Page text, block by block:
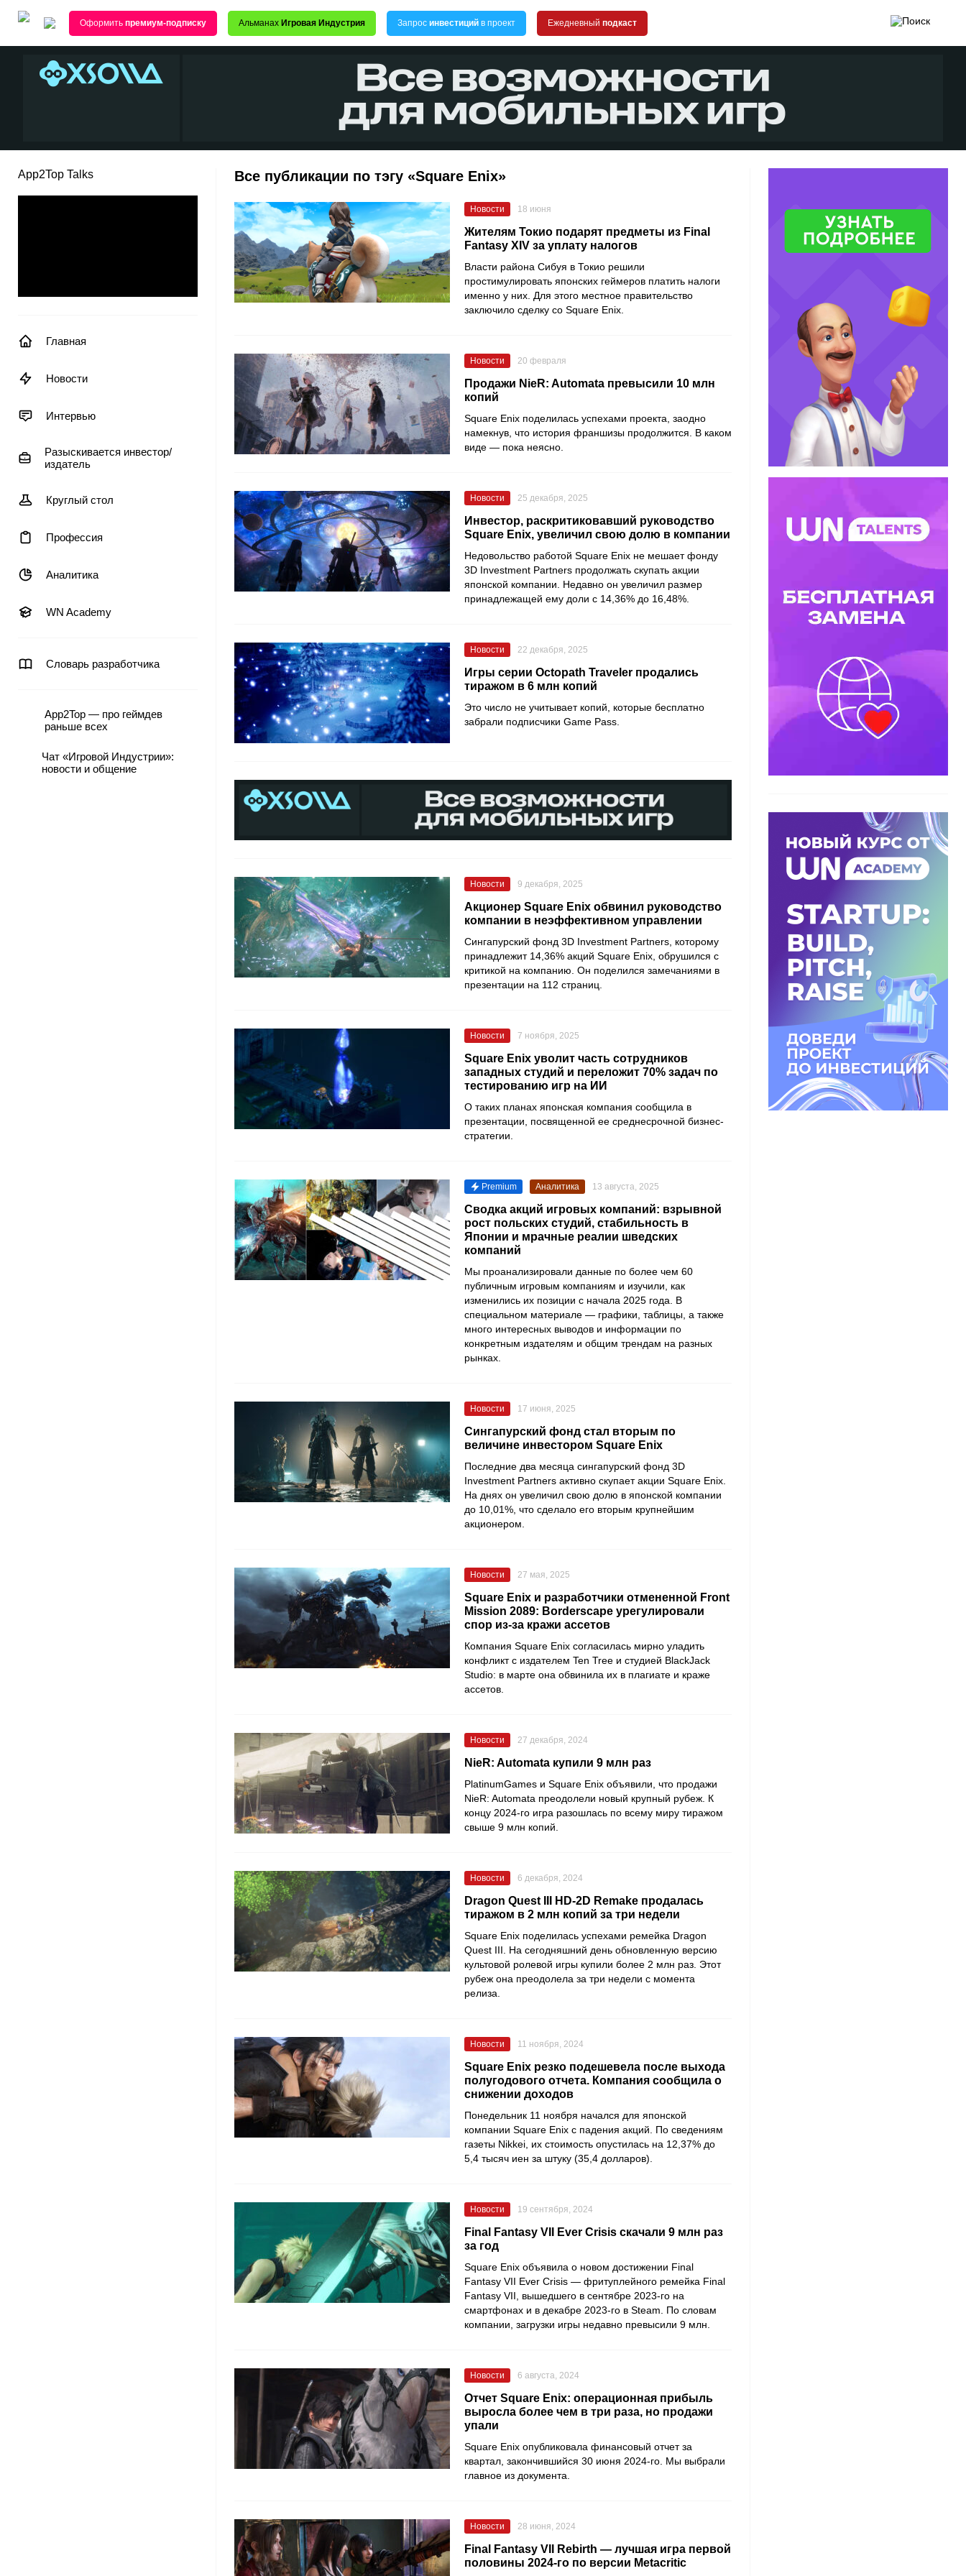
Оформить премиум-подписку Альманах Игровая Индустрия Запрос инвестиций в проект Ежедневный подкаст
App2Top Talks
Главная
Новости
Интервью
Разыскивается инвестор/
издатель
Круглый стол
Профессия
Аналитика
WN Academy
Словарь разработчика
App2Top — про геймдев
раньше всех
Чат «Игровой Индустрии»:
новости и общение
Все публикации по тэгу «Square Enix»
Новости 18 июня
Жителям Токио подарят предметы из Final
Fantasy XIV за уплату налогов
Власти района Сибуя в Токио решили
простимулировать японских геймеров платить налоги
именно у них. Для этого местное правительство
заключило сделку со Square Enix.
Новости 20 февраля
Продажи NieR: Automata превысили 10 млн
копий
Square Enix поделилась успехами проекта, заодно
намекнув, что история франшизы продолжится. В каком
виде — пока неясно.
Новости 25 декабря, 2025
Инвестор, раскритиковавший руководство
Square Enix, увеличил свою долю в компании
Недовольство работой Square Enix не мешает фонду
3D Investment Partners продолжать скупать акции
японской компании. Недавно он увеличил размер
принадлежащей ему доли с 14,36% до 16,48%.
Новости 22 декабря, 2025
Игры серии Octopath Traveler продались
тиражом в 6 млн копий
Это число не учитывает копий, которые бесплатно
забрали подписчики Game Pass.
Новости 9 декабря, 2025
Акционер Square Enix обвинил руководство
компании в неэффективном управлении
Сингапурский фонд 3D Investment Partners, которому
принадлежит 14,36% акций Square Enix, обрушился с
критикой на компанию. Он поделился замечаниями в
презентации на 112 страниц.
Новости 7 ноября, 2025
Square Enix уволит часть сотрудников
западных студий и переложит 70% задач по
тестированию игр на ИИ
О таких планах японская компания сообщила в
презентации, посвященной ее среднесрочной бизнес-
стратегии.
Premium Аналитика 13 августа, 2025
Сводка акций игровых компаний: взрывной
рост польских студий, стабильность в
Японии и мрачные реалии шведских
компаний
Мы проанализировали данные по более чем 60
публичным игровым компаниям и изучили, как
изменились их позиции с начала 2025 года. В
специальном материале — графики, таблицы, а также
много интересных выводов и информации по
конкретным издателям и общим трендам на разных
рынках.
Новости 17 июня, 2025
Сингапурский фонд стал вторым по
величине инвестором Square Enix
Последние два месяца сингапурский фонд 3D
Investment Partners активно скупает акции Square Enix.
На днях он увеличил свою долю в японской компании
до 10,01%, что сделало его вторым крупнейшим
акционером.
Новости 27 мая, 2025
Square Enix и разработчики отмененной Front
Mission 2089: Borderscape урегулировали
спор из-за кражи ассетов
Компания Square Enix согласилась мирно уладить
конфликт с издателем Ten Tree и студией BlackJack
Studio: в марте она обвинила их в плагиате и краже
ассетов.
Новости 27 декабря, 2024
NieR: Automata купили 9 млн раз
PlatinumGames и Square Enix объявили, что продажи
NieR: Automata преодолели новый крупный рубеж. К
концу 2024-го игра разошлась по всему миру тиражом
свыше 9 млн копий.
Новости 6 декабря, 2024
Dragon Quest III HD-2D Remake продалась
тиражом в 2 млн копий за три недели
Square Enix поделилась успехами ремейка Dragon
Quest III. На сегодняшний день обновленную версию
культовой ролевой игры купили более 2 млн раз. Этот
рубеж она преодолела за три недели с момента
релиза.
Новости 11 ноября, 2024
Square Enix резко подешевела после выхода
полугодового отчета. Компания сообщила о
снижении доходов
Понедельник 11 ноября начался для японской
компании Square Enix с падения акций. По сведениям
газеты Nikkei, их стоимость опустилась на 12,37% до
5,4 тысяч иен за штуку (35,4 долларов).
Новости 19 сентября, 2024
Final Fantasy VII Ever Crisis скачали 9 млн раз
за год
Square Enix объявила о новом достижении Final
Fantasy VII Ever Crisis — фритуплейного ремейка Final
Fantasy VII, вышедшего в сентябре 2023-го на
смартфонах и в декабре 2023-го в Steam. По словам
компании, загрузки игры недавно превысили 9 млн.
Новости 6 августа, 2024
Отчет Square Enix: операционная прибыль
выросла более чем в три раза, но продажи
упали
Square Enix опубликовала финансовый отчет за
квартал, закончившийся 30 июня 2024-го. Мы выбрали
главное из документа.
Новости 28 июня, 2024
Final Fantasy VII Rebirth — лучшая игра первой
половины 2024-го по версии Metacritic